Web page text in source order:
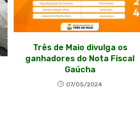
Três de Maio divulga os
ganhadores do Nota Fiscal
Gaúcha
07/05/2024